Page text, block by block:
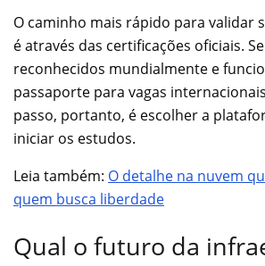
O caminho mais rápido para validar
é através das certificações oficiais.
reconhecidos mundialmente e
passaporte para vagas
passo, portanto, é escolher a
iniciar os estudos.
Leia também: O detalhe na nuvem
quem busca liberdade
Qual o futuro da